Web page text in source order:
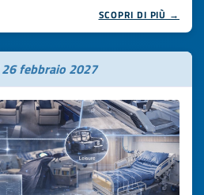
SCOPRI DI PIÙ →
26 febbraio 2027